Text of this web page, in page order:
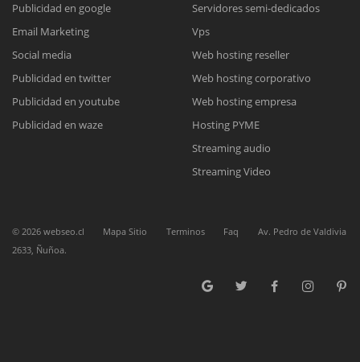
Reunión online
Nuestros ejecutivos le enviarán un correo electrónico con el enlace a
Meet para la reunión online.
Cotización
Complete el formulario y nos contactaremos a la brevedad.
Chat Online
para enviarnos un correo electrónico con sus datos personales.
Publicidad en google
Email Marketing
Social media
Publicidad en twitter
Publicidad en youtube
Publicidad en waze
Servidores semi-dedicados
Vps
Web hosting reseller
Web hosting corporativo
Web hosting empresa
Hosting PYME
Streaming audio
Streaming Video
© 2026 webseo.cl Mapa Sitio Terminos Faq
Av. Pedro de Valdivia
2633, Ñuñoa.